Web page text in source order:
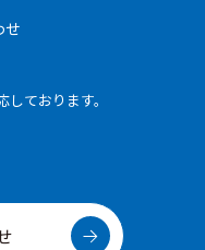
せ
ております。